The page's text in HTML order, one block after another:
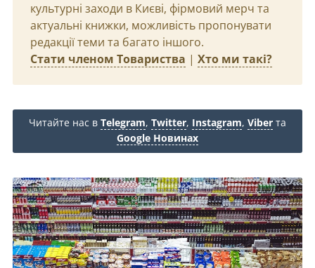
культурні заходи в Києві, фірмовий мерч та
актуальні книжки, можливість пропонувати
редакції теми та багато іншого.
Стати членом Товариства | Хто ми такі?
Читайте нас в Telegram, Twitter, Instagram, Viber та
Google Новинах